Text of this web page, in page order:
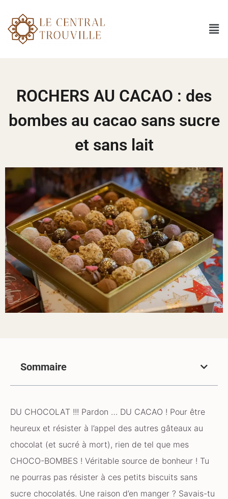
ROCHERS AU CACAO : des
bombes au cacao sans sucre
et sans lait
Sommaire
DU CHOCOLAT !!! Pardon … DU CACAO ! Pour être
heureux et résister à l’appel des autres gâteaux au
chocolat (et sucré à mort), rien de tel que mes
CHOCO-BOMBES ! Véritable source de bonheur ! Tu
ne pourras pas résister à ces petits biscuits sans
sucre chocolatés. Une raison d’en manger ? Savais-tu